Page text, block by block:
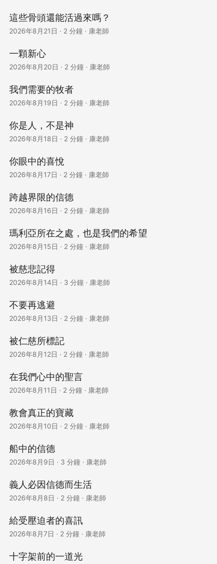
這些骨頭還能活過來嗎？
2026年8月21日 · 2 分鐘 · 康老師
一顆新心
2026年8月20日 · 2 分鐘 · 康老師
我們需要的牧者
2026年8月19日 · 2 分鐘 · 康老師
你是人，不是神
2026年8月18日 · 2 分鐘 · 康老師
你眼中的喜悅
2026年8月17日 · 2 分鐘 · 康老師
跨越界限的信德
2026年8月16日 · 2 分鐘 · 康老師
瑪利亞所在之處，也是我們的希望
2026年8月15日 · 2 分鐘 · 康老師
被慈悲記得
2026年8月14日 · 3 分鐘 · 康老師
不要再逃避
2026年8月13日 · 2 分鐘 · 康老師
被仁慈所標記
2026年8月12日 · 2 分鐘 · 康老師
在我們心中的聖言
2026年8月11日 · 2 分鐘 · 康老師
教會真正的寶藏
2026年8月10日 · 2 分鐘 · 康老師
船中的信德
2026年8月9日 · 3 分鐘 · 康老師
義人必因信德而生活
2026年8月8日 · 2 分鐘 · 康老師
給受壓迫者的喜訊
2026年8月7日 · 2 分鐘 · 康老師
十字架前的一道光